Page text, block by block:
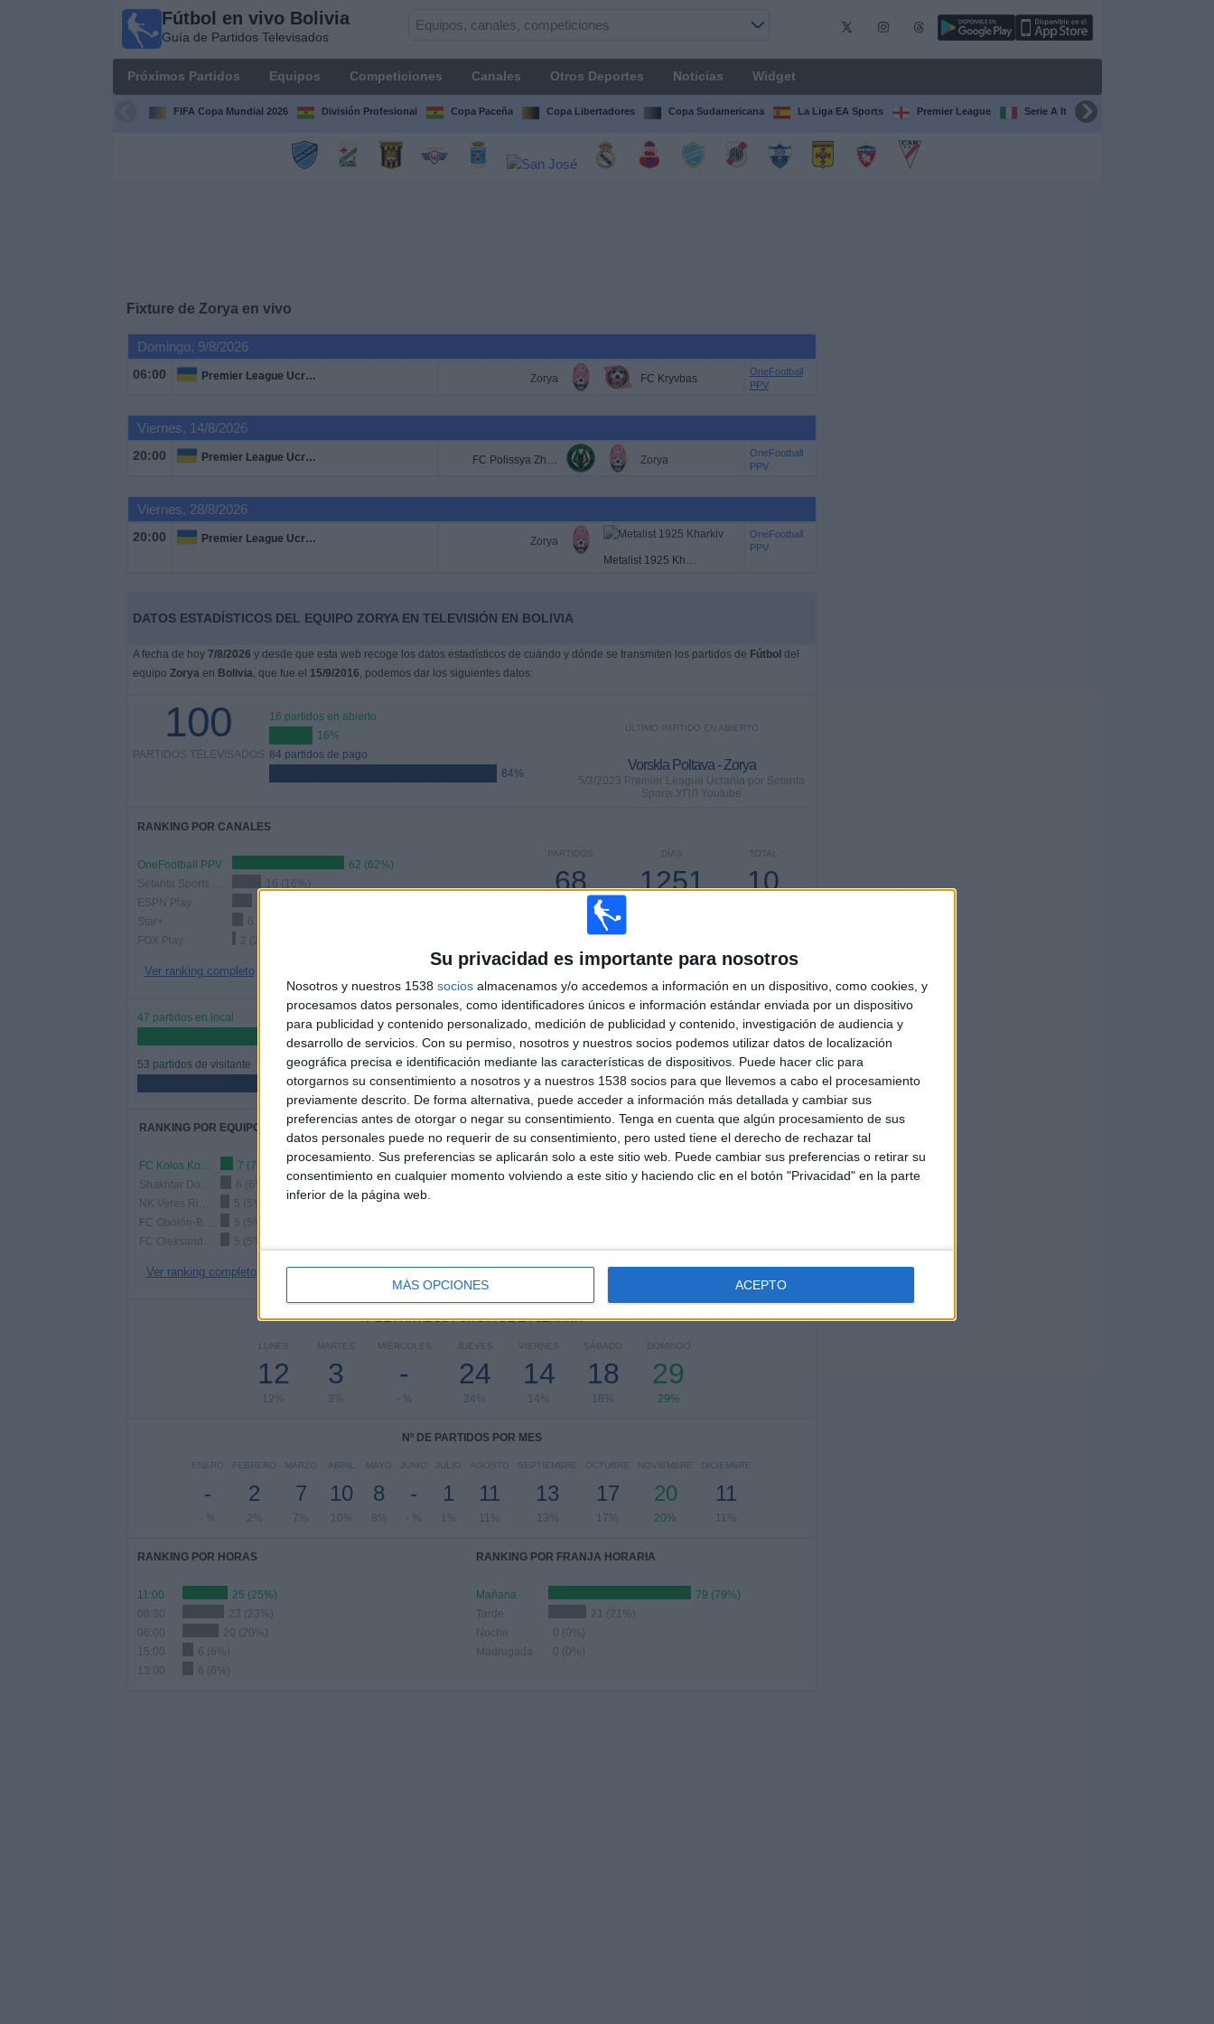
Su privacidad es importante para nosotros
Nosotros y nuestros 1538 socios almacenamos y/o accedemos a información en un dispositivo, como cookies, y
procesamos datos personales, como identificadores únicos e información estándar enviada por un dispositivo
para publicidad y contenido personalizado, medición de publicidad y contenido, investigación de audiencia y
desarrollo de servicios. Con su permiso, nosotros y nuestros socios podemos utilizar datos de localización
geográfica precisa e identificación mediante las características de dispositivos. Puede hacer clic para
otorgarnos su consentimiento a nosotros y a nuestros 1538 socios para que llevemos a cabo el procesamiento
previamente descrito. De forma alternativa, puede acceder a información más detallada y cambiar sus
preferencias antes de otorgar o negar su consentimiento. Tenga en cuenta que algún procesamiento de sus
datos personales puede no requerir de su consentimiento, pero usted tiene el derecho de rechazar tal
procesamiento. Sus preferencias se aplicarán solo a este sitio web. Puede cambiar sus preferencias o retirar su
consentimiento en cualquier momento volviendo a este sitio y haciendo clic en el botón "Privacidad" en la parte
inferior de la página web.
MÁS OPCIONES ACEPTO
Fútbol en vivo Bolivia
Guía de Partidos Televisados
Próximos Partidos Equipos Competiciones Canales Otros Deportes Noticias Widget
FIFA Copa Mundial 2026 División Profesional Copa Paceña Copa Libertadores Copa Sudamericana La Liga EA Sports Premier League Serie A Italiana
Fixture de Zoryaen vivo
Domingo, 9/8/2026
06:00 Premier League Ucrania Zorya FC Kryvbas
OneFootball
PPV
Viernes, 14/8/2026
20:00 Premier League Ucrania FC Polissya Zhytomyr Zorya
OneFootball
PPV
Viernes, 28/8/2026
20:00 Premier League Ucrania
Zorya
Metalist 1925 Kharkiv
OneFootball
PPV
DATOS ESTADÍSTICOS DEL EQUIPO ZORYA EN TELEVISIÓN EN BOLIVIA
A fecha de hoy 7/8/2026 y desde que esta web recoge los datos estadísticos de cuándo y dónde se transmiten los partidos de Fútbol del
equipo Zoryaen Bolivia, que fue el 15/9/2016, podemos dar los siguientes datos:
100
PARTIDOS TELEVISADOS
16 partidos en abierto
16%
84 partidos de pago
84%
ÚLTIMO PARTIDO EN ABIERTO
Vorskla Poltava - Zorya
5/3/2023 Premier League Ucrania por Setanta
Sports УПЛ Youtube
RANKING POR CANALES
OneFootball PPV
62 (62%)
16 (16%)
ESPN Play
Star+
6 (6%)
FOX Play
2 (2%)
Ver ranking completo
TOTAL
10
DÍAS
1251
PARTIDOS
68
CONSECUTIVOS
47 partidos en local
47%
53 partidos de visitante
53%
TOTAL
35
RIVALES
MÁXIMO
7
VS FC Kolos
Kovalivka
TOTAL
3
COMPETICIONES
RANKING POR EQUIPOS
FC Kolos Kovalivka
7 (7%)
6 (6%)
5 (5%)
5 (5%)
5 (5%)
Ver ranking completo
RANKING POR COMPETICIONES
Nº DE PARTIDOS POR DÍA DE LA SEMANA
LUNES
12
12%
MARTES
3
3%
MIÉRCOLES
-
- %
JUEVES
24
24%
VIERNES
14
14%
SÁBADO
18
18%
DOMINGO
29
29%
Nº DE PARTIDOS POR MES
ENERO
-
- %
FEBRERO
2
2%
MARZO
7
7%
ABRIL
10
10%
MAYO
8
8%
JUNIO
-
- %
JULIO
1
1%
AGOSTO
11
11%
SEPTIEMBRE
13
13%
OCTUBRE
17
17%
NOVIEMBRE
20
20%
DICIEMBRE
11
11%
RANKING POR HORAS
11:00
25 (25%)
08:30
23 (23%)
06:00
20 (20%)
15:00
6 (6%)
13:00
6 (6%)
RANKING POR FRANJA HORARIA
Mañana
79 (79%)
Tarde
21 (21%)
Noche
0 (0%)
Madrugada
0 (0%)